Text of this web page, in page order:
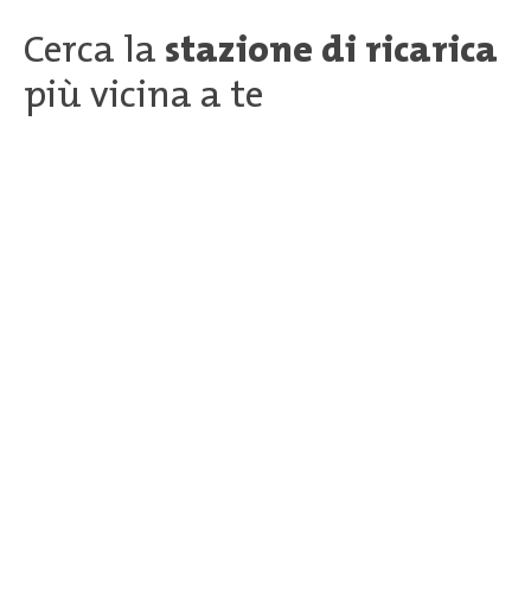
Cerca la stazione di ricarica
più vicina a te